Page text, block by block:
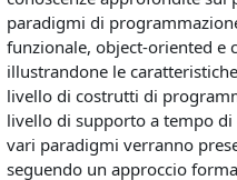
paradigmi di
funzionale, object-oriented e
illustrandone le
livello di costrutti di
livello di supporto a tempo di
vari paradigmi verranno
seguendo un approccio